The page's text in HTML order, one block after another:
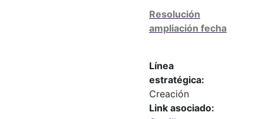
Resolución
ampliación fecha
Línea
estratégica
Creación
Link asociado